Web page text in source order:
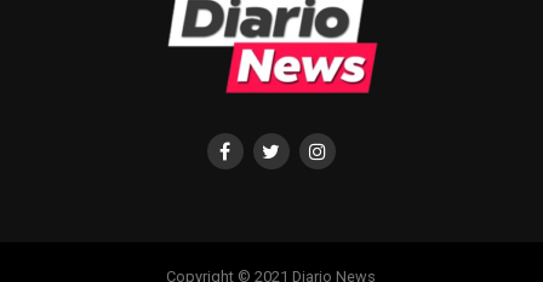
Copyright © 2021 Diario News